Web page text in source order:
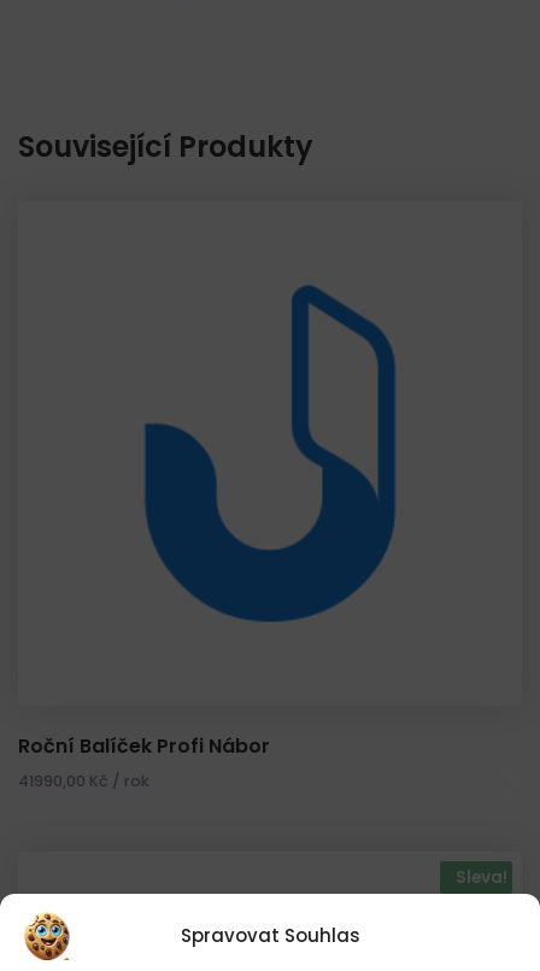
Spravovat Souhlas
Související Produkty
Roční Balíček Profi Nábor
41990,00 Kč / rok
Sleva!